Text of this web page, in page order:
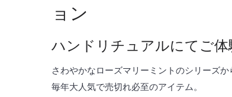
ョン
ハンドリチュアルにてご体
さわやかなローズマリーミントのシリーズ
毎年大人気で売切れ必至のアイテム。